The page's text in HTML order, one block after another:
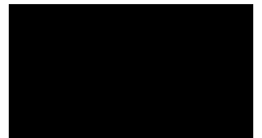
Шкіряний чохол - накладка X&E для Samsung Galaxy S23 FE з